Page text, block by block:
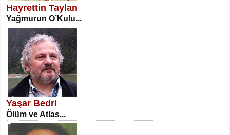
NECLA DİLEK ARSLAN
Öğretmenler Günü Mahkemesi...
Hayrettin Taylan
Yağmurun O’Kulu...
Yaşar Bedri
Ölüm ve Atlas...